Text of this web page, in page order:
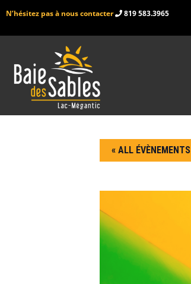
N’hésitez pas à nous contacter 819 583.3965
« ALL ÉVÈNEMENTS